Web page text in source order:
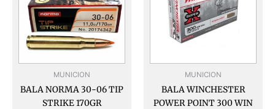
MUNICION
BALA NORMA 30-06 TIP
STRIKE 170GR
MUNICION
BALA WINCHESTER
POWER POINT 300 WIN